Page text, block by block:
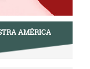
AMÉRICA